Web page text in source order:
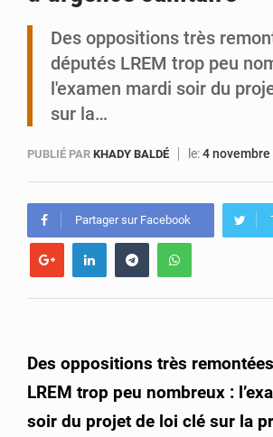
Des oppositions très
députés LREM trop peu
l'examen mardi soir du
sur la…
PUBLIÉ PAR KHADY BALDÉ le:4 novembre
Partager sur Facebook
Des oppositions très
LREM trop peu nombreux :
soir du projet de loi clé sur la